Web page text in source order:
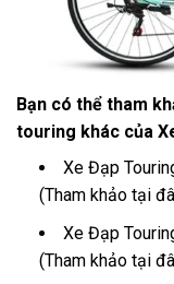
Bạn có thể tham
touring khác của
Xe Đạp
(Tham khảo tại
Xe Đạp
(Tham khảo tại